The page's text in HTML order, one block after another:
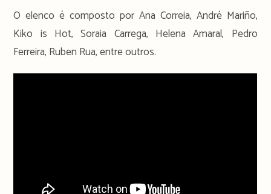
O elenco é composto por Ana Correia, André Mariño,
Kiko is Hot, Soraia Carrega, Helena Amaral, Pedro
Ferreira, Ruben Rua, entre outros.